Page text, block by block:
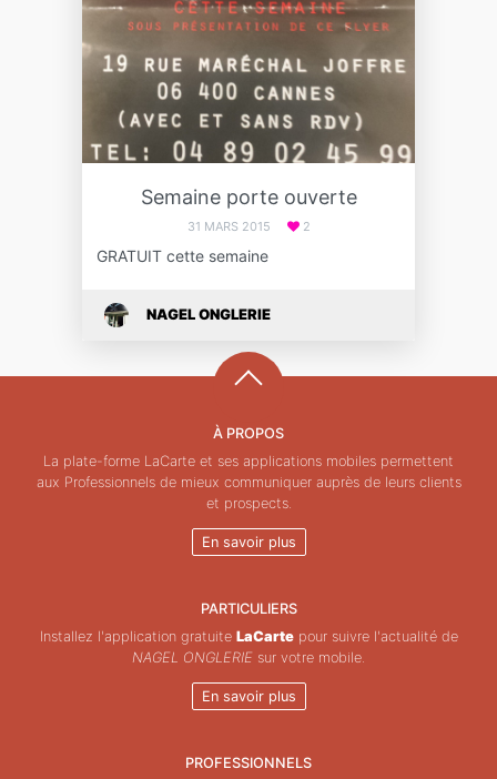
Semaine porte ouverte
31 MARS 2015 2
GRATUIT cette semaine
NAGEL ONGLERIE
À PROPOS
La plate-forme LaCarte et ses applications mobiles permettent
aux Professionnels de mieux communiquer auprès de leurs clients
et prospects.
En savoir plus
PARTICULIERS
Installez l'application gratuite LaCartepour suivre l'actualité de
NAGEL ONGLERIE sur votre mobile.
En savoir plus
PROFESSIONNELS